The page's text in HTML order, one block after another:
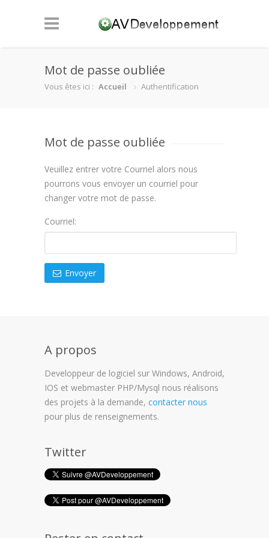
Mot de passe oubliée
Vous êtes ici : Accueil Authentification
Mot de passe oubliée
Veuillez entrer votre Courriel alors nous
pourrons vous envoyer un courriel pour
changer votre mot de passe.
Courriel:
Envoyer
A propos
Developpeur de logiciel sur Windows, Android,
IOS et webmaster PHP/Mysql nous réalisons
des projets à la demande, contacter nous
pour plus de renseignements.
Twitter